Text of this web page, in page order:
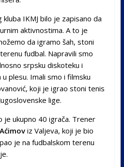
IKMJ bilo je zapisano da
aktivnostima. A to je
da igramo šah, stoni
fudbal. Napravili smo
srpsku diskoteku i
plesu. Imali smo i filmsku
koji je igrao stoni tenis
lige.
je ukupno 40 igrača. Trener
iz Valjeva, koji je bio
je na fudbalskom terenu